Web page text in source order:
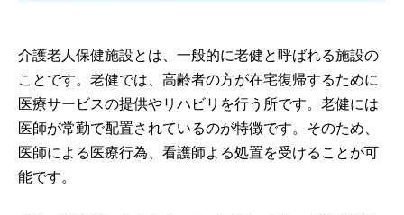
介護老人保健施設とは、一般的に老健と呼ばれる施設の
ことです。老健では、高齢者の方が在宅復帰するために
医療サービスの提供やリハビリを行う所です。老健には
医師が常勤で配置されているのが特徴です。そのため、
医師による医療行為、看護師よる処置を受けることが可
能です。